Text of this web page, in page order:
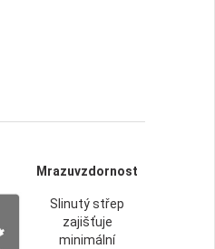
Mrazuvzdornost
Slinutý střep
zajišťuje
minimální